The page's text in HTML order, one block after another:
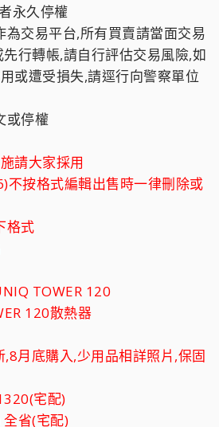
永久停權
為交易平台,所有買賣請當面交易
行轉帳,請自行評估交易風險,如
或遭受損失,請逕行向警察單位
或停權
請大家採用
按格式編輯出售時一律刪除或
格式
TOWER 120
120散熱器
月底購入,少用品相詳照片,保固
宅配)
省(宅配)